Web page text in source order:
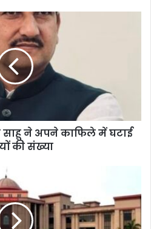
साहू ने अपने काफिले में घटाई
की संख्या